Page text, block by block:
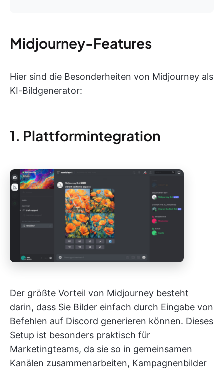
Midjourney-Features
Hier sind die Besonderheiten von Midjourney als
KI-Bildgenerator:
1. Plattformintegration
Der größte Vorteil von Midjourney besteht
darin, dass Sie Bilder einfach durch Eingabe von
Befehlen auf Discord generieren können. Dieses
Setup ist besonders praktisch für
Marketingteams, da sie so in gemeinsamen
Kanälen zusammenarbeiten, Kampagnenbilder